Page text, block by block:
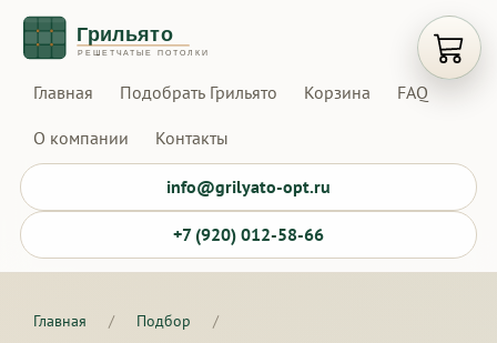
Главная Подобрать Грильято Корзина FAQ
О компании Контакты
info@grilyato-opt.ru
+7 (920) 012-58-66
Главная / Подбор
/